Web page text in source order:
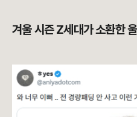
겨울 시즌 Z세대가 소환한